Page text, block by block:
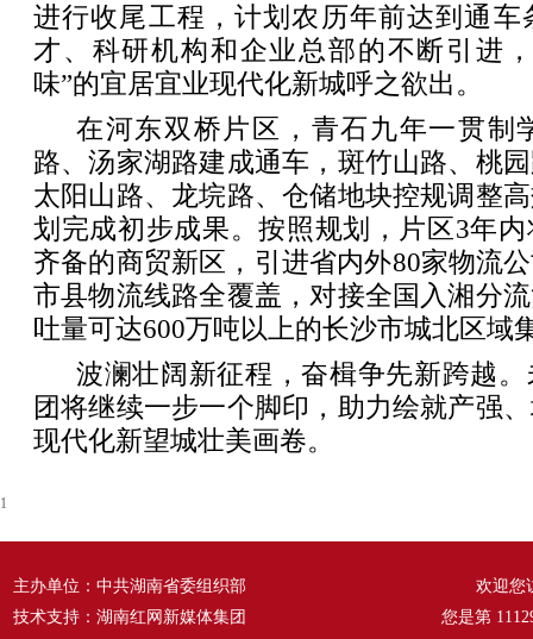
进行收尾工程，计划农历年前达到通车
才、科研机构和企业总部的不断引进
味”的宜居宜业现代化新城呼之欲出。
在河东双桥片区，青石九年一贯制
路、汤家湖路建成通车，斑竹山路、桃
太阳山路、龙垸路、仓储地块控规调整
划完成初步成果。按照规划，片区3年
齐备的商贸新区，引进省内外80家物流
市县物流线路全覆盖，对接全国入湘分
吐量可达600万吨以上的长沙市城北区域
波澜壮阔新征程，奋楫争先新跨越
团将继续一步一个脚印，助力绘就产强
现代化新望城壮美画卷。
1
主办单位：中共湖南省委组织部
技术支持：湖南红网新媒体集团
欢迎您
您是第